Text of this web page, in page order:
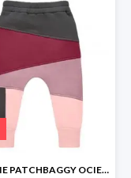
SPODNIE PATCHBAGGY OCIEPLANE RÓŻOWO-BORDOWE